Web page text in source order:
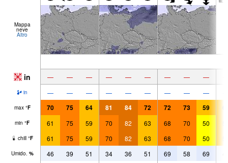
Mappa
neve
Altro
in — — — — — — — — —
in — — — — — — — — —
max °F 70 75 64 81 84 72 72 73 59
min °F 61 75 59 70 82 63 68 70 50
chill °F 61 75 59 70 82 63 68 70 50
Umido. % 46 39 51 34 36 51 69 58 69